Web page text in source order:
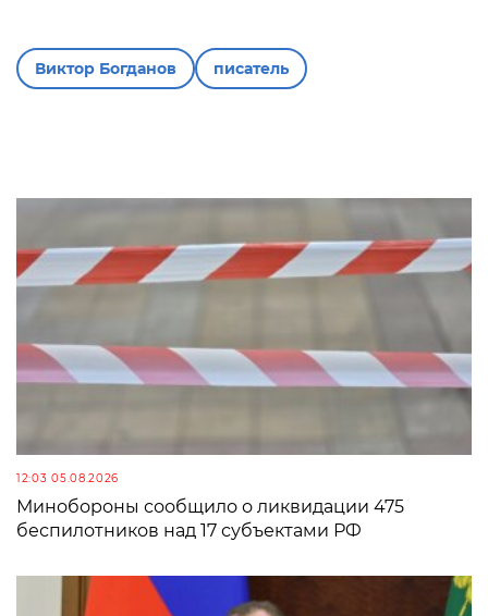
Виктор Богданов писатель
12:03 05.08.2026
Минобороны сообщило о ликвидации 475
беспилотников над 17 субъектами РФ